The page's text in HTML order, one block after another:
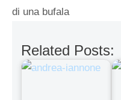
di una bufala
Related Posts: